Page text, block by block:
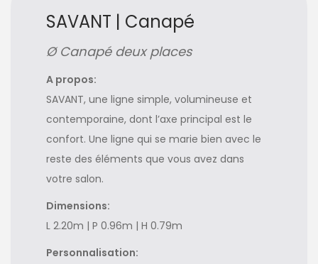
SAVANT | Canapé
Ø Canapé deux places
A propos:
SAVANT, une ligne simple, volumineuse et
contemporaine, dont l’axe principal est le
confort. Une ligne qui se marie bien avec le
reste des éléments que vous avez dans
votre salon.
Dimensions:
L 2.20m | P 0.96m | H 0.79m
Personnalisation: